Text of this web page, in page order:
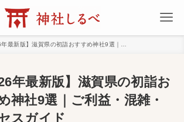
年最新版】滋賀県の初詣お
神社9選｜ご利益・混雑・
スガイド